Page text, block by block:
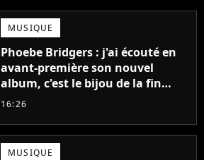
MUSIQUE
Phoebe Bridgers : j'ai écouté en
avant-première son nouvel
album, c'est le bijou de la fin
d'été
16:26
MUSIQUE